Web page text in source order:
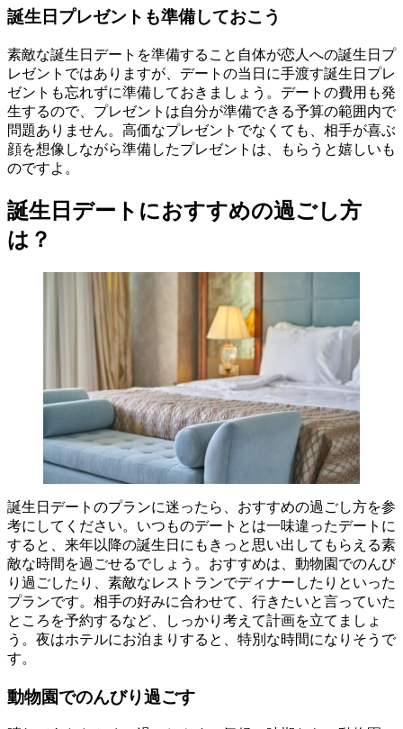
誕生日プレゼントも準備しておこう
素敵な誕生日デートを準備すること自体が恋人への誕生日プ
レゼントではありますが、デートの当日に手渡す誕生日プレ
ゼントも忘れずに準備しておきましょう。デートの費用も発
生するので、プレゼントは自分が準備できる予算の範囲内で
問題ありません。高価なプレゼントでなくても、相手が喜ぶ
顔を想像しながら準備したプレゼントは、もらうと嬉しいも
のですよ。
誕生日デートにおすすめの過ごし方
は？
誕生日デートのプランに迷ったら、おすすめの過ごし方を参
考にしてください。いつものデートとは一味違ったデートに
すると、来年以降の誕生日にもきっと思い出してもらえる素
敵な時間を過ごせるでしょう。おすすめは、動物園でのんび
り過ごしたり、素敵なレストランでディナーしたりといった
プランです。相手の好みに合わせて、行きたいと言っていた
ところを予約するなど、しっかり考えて計画を立てましょ
う。夜はホテルにお泊まりすると、特別な時間になりそうで
す。
動物園でのんびり過ごす